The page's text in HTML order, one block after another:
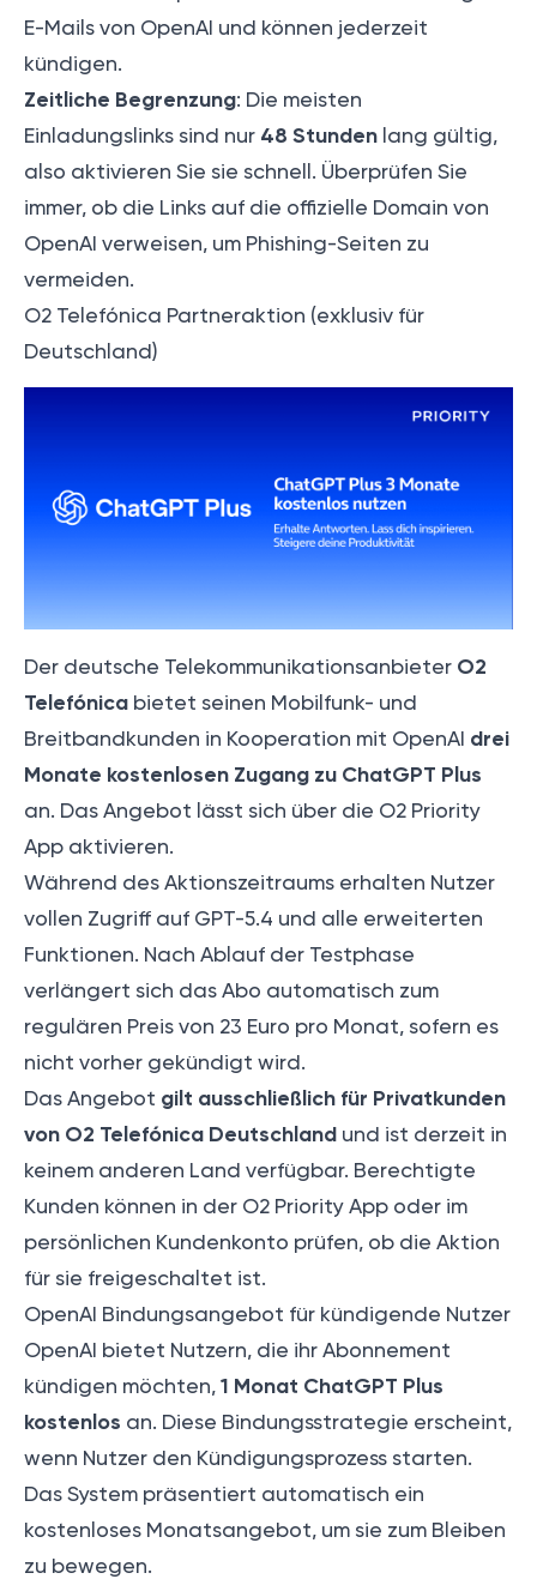
E-Mails von OpenAI und können jederzeit
kündigen.
Zeitliche Begrenzung: Die meisten
Einladungslinks sind nur 48 Stunden lang gültig,
also aktivieren Sie sie schnell. Überprüfen Sie
immer, ob die Links auf die offizielle Domain von
OpenAI verweisen, um Phishing-Seiten zu
vermeiden.
O2 Telefónica Partneraktion (exklusiv für
Deutschland)
Der deutsche Telekommunikationsanbieter O2
Telefónica bietet seinen Mobilfunk- und
Breitbandkunden in Kooperation mit OpenAI drei
Monate kostenlosen Zugang zu ChatGPT Plus
an. Das Angebot lässt sich über die O2 Priority
App aktivieren.
Während des Aktionszeitraums erhalten Nutzer
vollen Zugriff auf GPT-5.4 und alle erweiterten
Funktionen. Nach Ablauf der Testphase
verlängert sich das Abo automatisch zum
regulären Preis von 23 Euro pro Monat, sofern es
nicht vorher gekündigt wird.
Das Angebot gilt ausschließlich für Privatkunden
von O2 Telefónica Deutschland und ist derzeit in
keinem anderen Land verfügbar. Berechtigte
Kunden können in der O2 Priority App oder im
persönlichen Kundenkonto prüfen, ob die Aktion
für sie freigeschaltet ist.
OpenAI Bindungsangebot für kündigende Nutzer
OpenAI bietet Nutzern, die ihr Abonnement
kündigen möchten, 1 Monat ChatGPT Plus
kostenlos an. Diese Bindungsstrategie erscheint,
wenn Nutzer den Kündigungsprozess starten.
Das System präsentiert automatisch ein
kostenloses Monatsangebot, um sie zum Bleiben
zu bewegen.